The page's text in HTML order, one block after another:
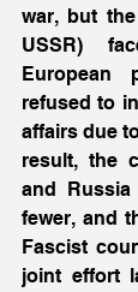
war, but
USSR)
European
refused to
affairs due
result, the
and
fewer, and
Fascist
joint effort